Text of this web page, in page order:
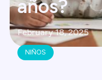
años?
February 18, 2025
NIÑOS